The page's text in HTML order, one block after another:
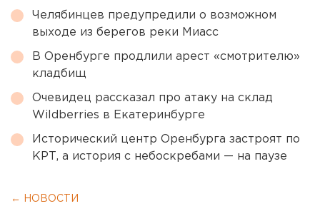
Челябинцев предупредили о возможном
выходе из берегов реки Миасс
В Оренбурге продлили арест «смотрителю»
кладбищ
Очевидец рассказал про атаку на склад
Wildberries в Екатеринбурге
Исторический центр Оренбурга застроят по
КРТ, а история с небоскребами — на паузе
← НОВОСТИ